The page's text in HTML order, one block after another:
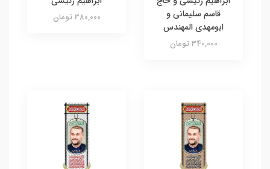
قاسم سلیمانی و
ابومهدی المهندس
340,000 تومان
380,000 تومان